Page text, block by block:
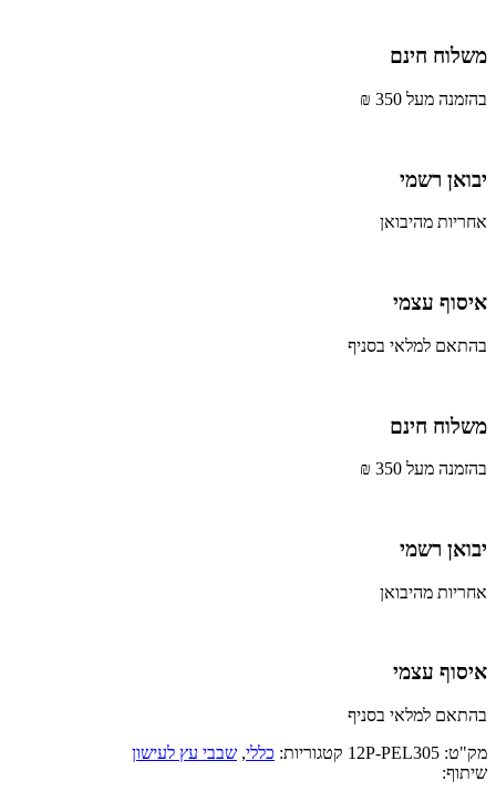
משלוח חינם
בהזמנה מעל 350 ₪
יבואן רשמי
אחריות מהיבואן
איסוף עצמי
בהתאם למלאי בסניף
משלוח חינם
בהזמנה מעל 350 ₪
יבואן רשמי
אחריות מהיבואן
איסוף עצמי
בהתאם למלאי בסניף
מק"ט: 12P-PEL305 קטגוריות: כללי, שבבי עץ לעישון
שיתוף: